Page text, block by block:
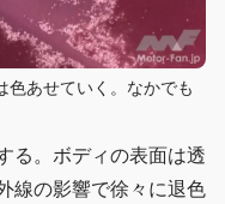
色あせていく。なかでも
る。ボディの表面は透
線の影響で徐々に退色